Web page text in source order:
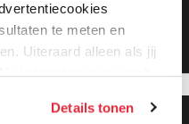
te meten en
Uiteraard alleen als jij
je toestemming geeft,
met informatie die zij
Details tonen
Klanten geven ons 9.3